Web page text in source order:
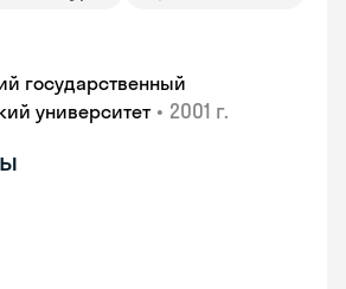
государственный
университет • 2001 г.